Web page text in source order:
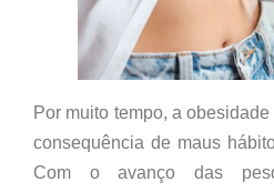
Por muito tempo, a
consequência de maus
Com o avanço das